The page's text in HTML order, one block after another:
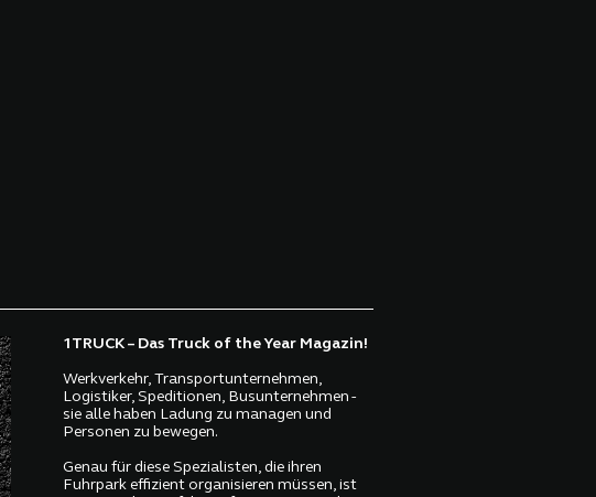
1TRUCK – Das Truck of the Year Magazin!
Werkverkehr, Transportunternehmen,
Logistiker, Speditionen, Busunternehmen -
sie alle haben Ladung zu managen und
Personen zu bewegen.
Genau für diese Spezialisten, die ihren
Fuhrpark effizient organisieren müssen, ist